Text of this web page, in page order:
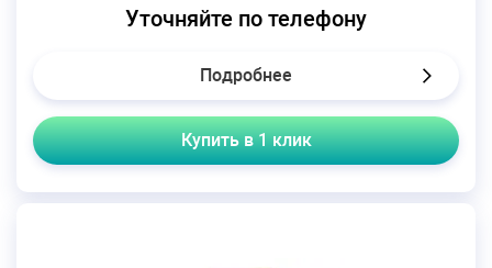
Уточняйте по телефону
Подробнее
Купить в 1 клик